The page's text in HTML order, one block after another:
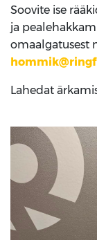
Soovite ise
ja
omaalgatusest
Lahedat